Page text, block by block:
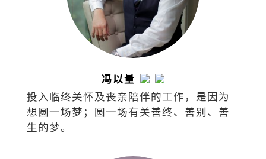
冯以量
投入临终关怀及丧亲陪伴的工作，是因为
想圆一场梦；圆一场有关善终、善别、善
生的梦。